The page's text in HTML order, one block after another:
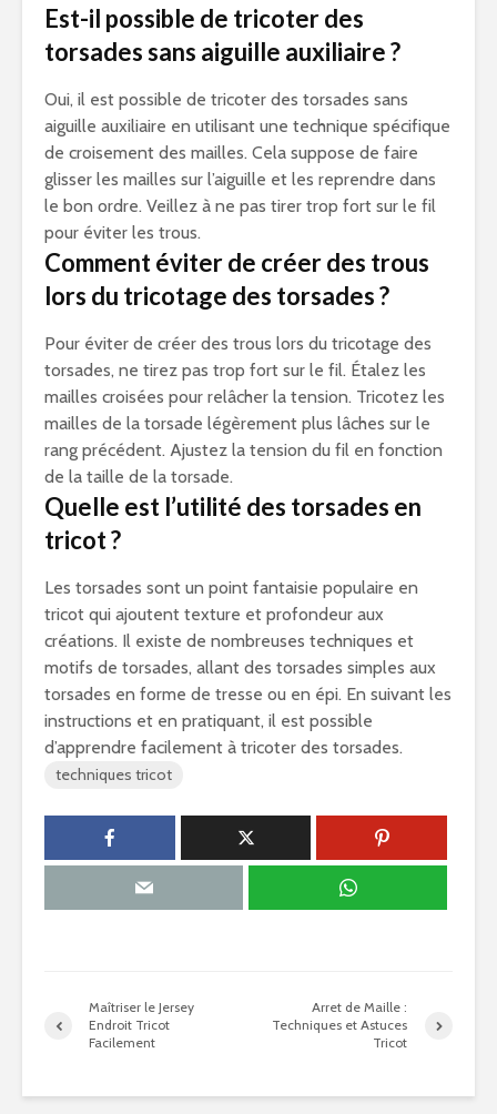
Est-il possible de tricoter des
torsades sans aiguille auxiliaire ?
Oui, il est possible de tricoter des torsades sans
aiguille auxiliaire en utilisant une technique spécifique
de croisement des mailles. Cela suppose de faire
glisser les mailles sur l’aiguille et les reprendre dans
le bon ordre. Veillez à ne pas tirer trop fort sur le fil
pour éviter les trous.
Comment éviter de créer des trous
lors du tricotage des torsades ?
Pour éviter de créer des trous lors du tricotage des
torsades, ne tirez pas trop fort sur le fil. Étalez les
mailles croisées pour relâcher la tension. Tricotez les
mailles de la torsade légèrement plus lâches sur le
rang précédent. Ajustez la tension du fil en fonction
de la taille de la torsade.
Quelle est l’utilité des torsades en
tricot ?
Les torsades sont un point fantaisie populaire en
tricot qui ajoutent texture et profondeur aux
créations. Il existe de nombreuses techniques et
motifs de torsades, allant des torsades simples aux
torsades en forme de tresse ou en épi. En suivant les
instructions et en pratiquant, il est possible
d’apprendre facilement à tricoter des torsades.
techniques tricot
Maîtriser le Jersey
Endroit Tricot
Facilement
Arret de Maille :
Techniques et Astuces
Tricot